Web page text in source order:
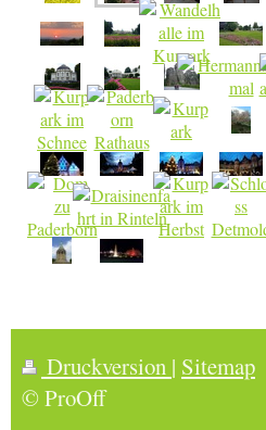
Druckversion | Sitemap
© ProOff